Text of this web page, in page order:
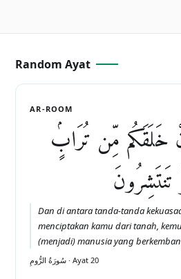
Random Ayat
AR-ROOM
خَلَقَكُم مِّن تُرَابٍۢ
تَنتَشِرُونَ
Dan di antara tanda-tanda
menciptakan kamu dari tanah,
(menjadi) manusia yang
سُورَةُ الرُّومِ · Ayat 20